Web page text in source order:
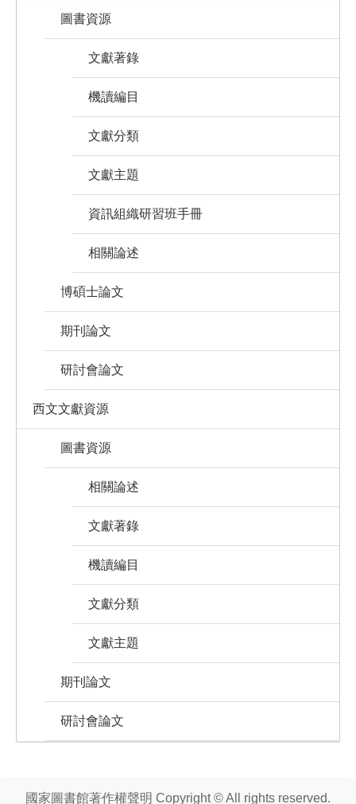
圖書資源
文獻著錄
機讀編目
文獻分類
文獻主題
資訊組織研習班手冊
相關論述
博碩士論文
期刊論文
研討會論文
西文文獻資源
圖書資源
相關論述
文獻著錄
機讀編目
文獻分類
文獻主題
期刊論文
研討會論文
國家圖書館著作權聲明 Copyright © All rights reserved.